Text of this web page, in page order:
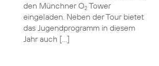
den Münchner O2Tower
eingeladen. Neben der Tour bietet
das Jugendprogramm in diesem
Jahr auch […]